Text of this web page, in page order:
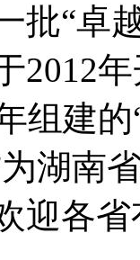
批“卓
年
建的“
湖南
各省